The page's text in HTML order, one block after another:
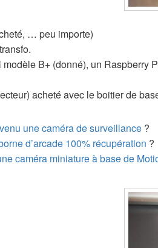
… peu importe)
B+ (donné), un Raspberry
acheté avec le boitier de
une caméra de surveillance ?
d’arcade 100% récupération ?
caméra miniature à base de